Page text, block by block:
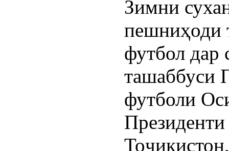
Зимни
пешниҳоди
футбол дар
ташаббуси
футболи